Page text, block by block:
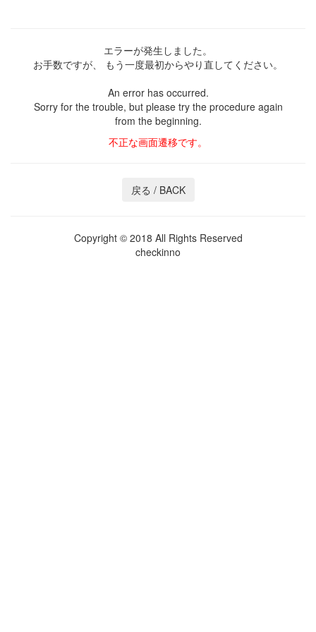
エラーが発生しました。
お手数ですが、
もう一度最初からやり直してください。
An error has occurred.
Sorry for the trouble, but please try the procedure again
from the beginning.
不正な画面遷移です。
Copyright © 2018 All Rights Reserved
checkinno